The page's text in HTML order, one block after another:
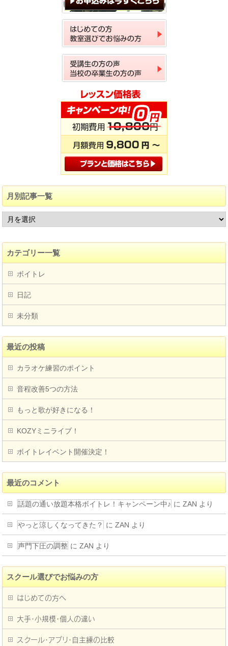
月別記事一覧
カテゴリー一覧
ボイトレ
日記
未分類
最近の投稿
カラオケ練習のポイント
音程改善5つの方法
もっと歌が好きになる！
KOZYミニライブ！
ボイトレイベント開催決定！
最近のコメント
話題の通い放題本格ボイトレ！キャンペーン中♪ にZAN より
やっと涼しくなってきた？ にZAN より
声門下圧の調整 にZAN より
スクール選びでお悩みの方
はじめての方へ
大手・小規模・個人の違い
スクール・アプリ・自主練の比較